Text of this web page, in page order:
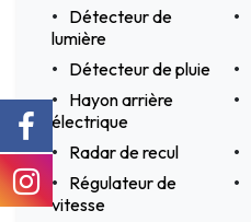
Détecteur de
lumière
Détecteur de pluie
Hayon arrière
électrique
Radar de recul
Régulateur de
vitesse